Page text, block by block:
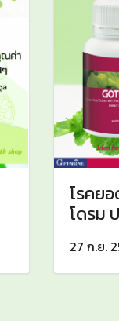
โรคย
โดรม
27 ก.ย.